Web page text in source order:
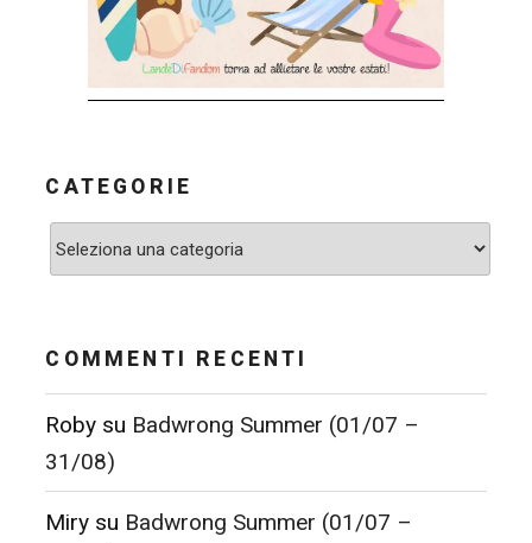
CATEGORIE
Categorie
COMMENTI RECENTI
Roby su Badwrong Summer (01/07 –
31/08)
Miry su Badwrong Summer (01/07 –